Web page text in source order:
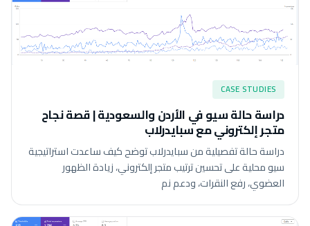
CASE STUDIES
دراسة حالة سيو في الأردن والسعودية | قصة نجاح
متجر إلكتروني مع سبايدرلاب
دراسة حالة تفصيلية من سبايدرلاب توضح كيف ساعدت استراتيجية
سيو محلية على تحسين ترتيب متجر إلكتروني، زيادة الظهور
العضوي، رفع النقرات، ودعم نم